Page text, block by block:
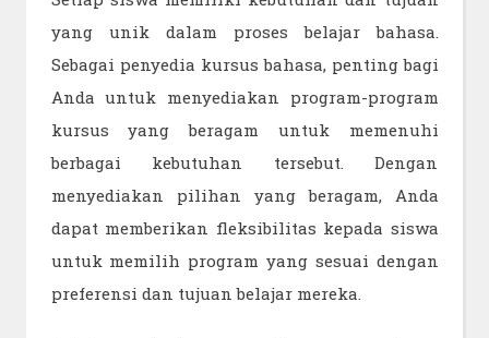
yang unik dalam proses belajar bahasa.
Sebagai penyedia kursus bahasa, penting bagi
Anda untuk menyediakan program-program
kursus yang beragam untuk memenuhi
berbagai kebutuhan tersebut. Dengan
menyediakan pilihan yang beragam, Anda
dapat memberikan fleksibilitas kepada siswa
untuk memilih program yang sesuai dengan
preferensi dan tujuan belajar mereka.